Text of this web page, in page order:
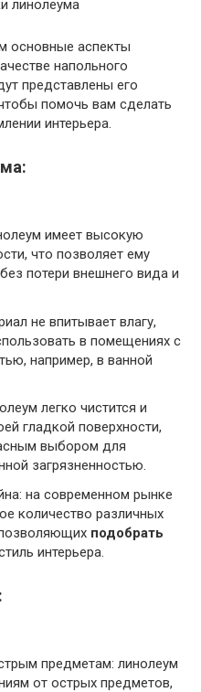
основные аспекты
напольного
представлены его
помочь вам сделать
интерьера.
имеет высокую
что позволяет ему
потери внешнего вида и
не впитывает влагу,
в помещениях с
например, в ванной
легко чистится и
гладкой поверхности,
выбором для
загрязненностью.
на современном рынке
количество различных
подобрать
интерьера.
предметам: линолеум
от острых предметов,